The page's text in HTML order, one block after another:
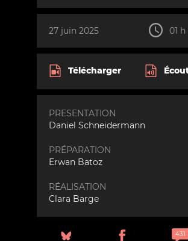
27 juin 2025 01
Télécharger
PRESENTATION
Daniel Schneidermann
PRÉPARATION
Erwan Batoz
RÉALISATION
Clara Barge